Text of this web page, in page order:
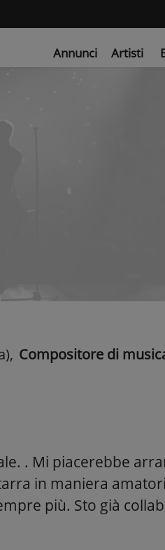
Annunci Artisti
, Compositore di
. Mi piacerebbe
in maniera
più. Sto già